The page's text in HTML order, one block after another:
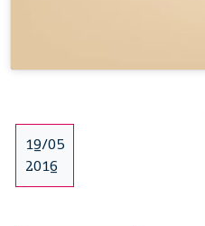
19/05
2016